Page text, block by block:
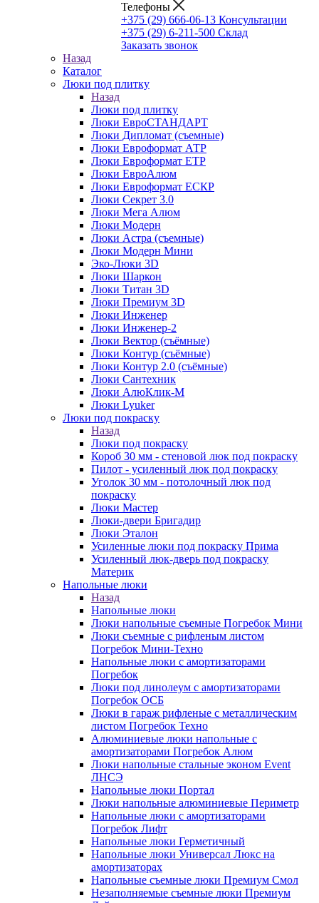
Телефоны
+375 (29) 666-06-13 Консультации
+375 (29) 6-211-500 Склад
Заказать звонок
Назад
Каталог
Люки под плитку
Назад
Люки под плитку
Люки ЕвроСТАНДАРТ
Люки Дипломат (съемные)
Люки Евроформат АТР
Люки Евроформат ЕТР
Люки ЕвроАлюм
Люки Евроформат ЕСКР
Люки Секрет 3.0
Люки Мега Алюм
Люки Модерн
Люки Астра (съемные)
Люки Модерн Мини
Эко-Люки 3D
Люки Шаркон
Люки Титан 3D
Люки Премиум 3D
Люки Инженер
Люки Инженер-2
Люки Вектор (съёмные)
Люки Контур (съёмные)
Люки Контур 2.0 (съёмные)
Люки Сантехник
Люки АлюКлик-М
Люки Lyuker
Люки под покраску
Назад
Люки под покраску
Короб 30 мм - стеновой люк под покраску
Пилот - усиленный люк под покраску
Уголок 30 мм - потолочный люк под
покраску
Люки Мастер
Люки-двери Бригадир
Люки Эталон
Усиленные люки под покраску Прима
Усиленный люк-дверь под покраску
Материк
Напольные люки
Назад
Напольные люки
Люки напольные съемные Погребок Мини
Люки съемные с рифленым листом
Погребок Мини-Техно
Напольные люки с амортизаторами
Погребок
Люки под линолеум с амортизаторами
Погребок ОСБ
Люки в гараж рифленые с металлическим
листом Погребок Техно
Алюминиевые люки напольные с
амортизаторами Погребок Алюм
Люки напольные стальные эконом Event
ЛНСЭ
Напольные люки Портал
Люки напольные алюминиевые Периметр
Напольные люки с амортизаторами
Погребок Лифт
Напольные люки Герметичный
Напольные люки Универсал Люкс на
амортизаторах
Напольные съемные люки Премиум Смол
Незаполняемые съемные люки Премиум